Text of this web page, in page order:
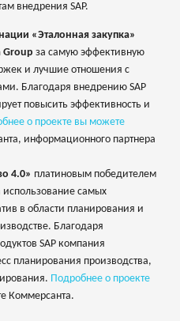
внедрения SAP.
«Эталонная закупка»
Group за самую эффективную
и лучшие отношения с
Благодаря внедрению SAP
повысить эффективность и
о проекте вы можете
информационного партнера
4.0» платиновым победителем
использование самых
в области планирования и
Благодаря
SAP компания
планирования производства,
Подробнее о проекте
Коммерсанта.